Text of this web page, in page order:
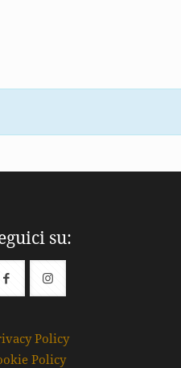
su:
Policy
Policy